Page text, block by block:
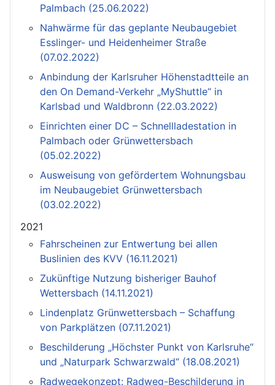
Palmbach (25.06.2022)
Nahwärme für das geplante Neubaugebiet
Esslinger- und Heidenheimer Straße
(07.02.2022)
Anbindung der Karlsruher Höhenstadtteile an
den On Demand-Verkehr „MyShuttle“ in
Karlsbad und Waldbronn (22.03.2022)
Einrichten einer DC – Schnellladestation in
Palmbach oder Grünwettersbach
(05.02.2022)
Ausweisung von gefördertem Wohnungsbau
im Neubaugebiet Grünwettersbach
(03.02.2022)
2021
Fahrscheinen zur Entwertung bei allen
Buslinien des KVV (16.11.2021)
Zukünftige Nutzung bisheriger Bauhof
Wettersbach (14.11.2021)
Lindenplatz Grünwettersbach – Schaffung
von Parkplätzen (07.11.2021)
Beschilderung „Höchster Punkt von Karlsruhe“
und „Naturpark Schwarzwald“ (18.08.2021)
Radwegekonzept: Radweg-Beschilderung in